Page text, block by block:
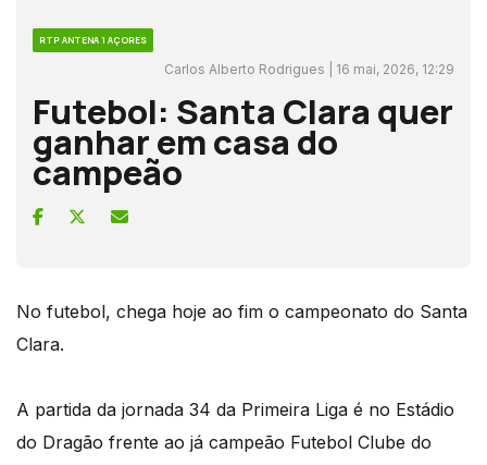
RTP ANTENA 1 AÇORES
Carlos Alberto Rodrigues | 16 mai, 2026, 12:29
Futebol: Santa Clara quer
ganhar em casa do
campeão
No futebol, chega hoje ao fim o campeonato do Santa
Clara.
A partida da jornada 34 da Primeira Liga é no Estádio
do Dragão frente ao já campeão Futebol Clube do